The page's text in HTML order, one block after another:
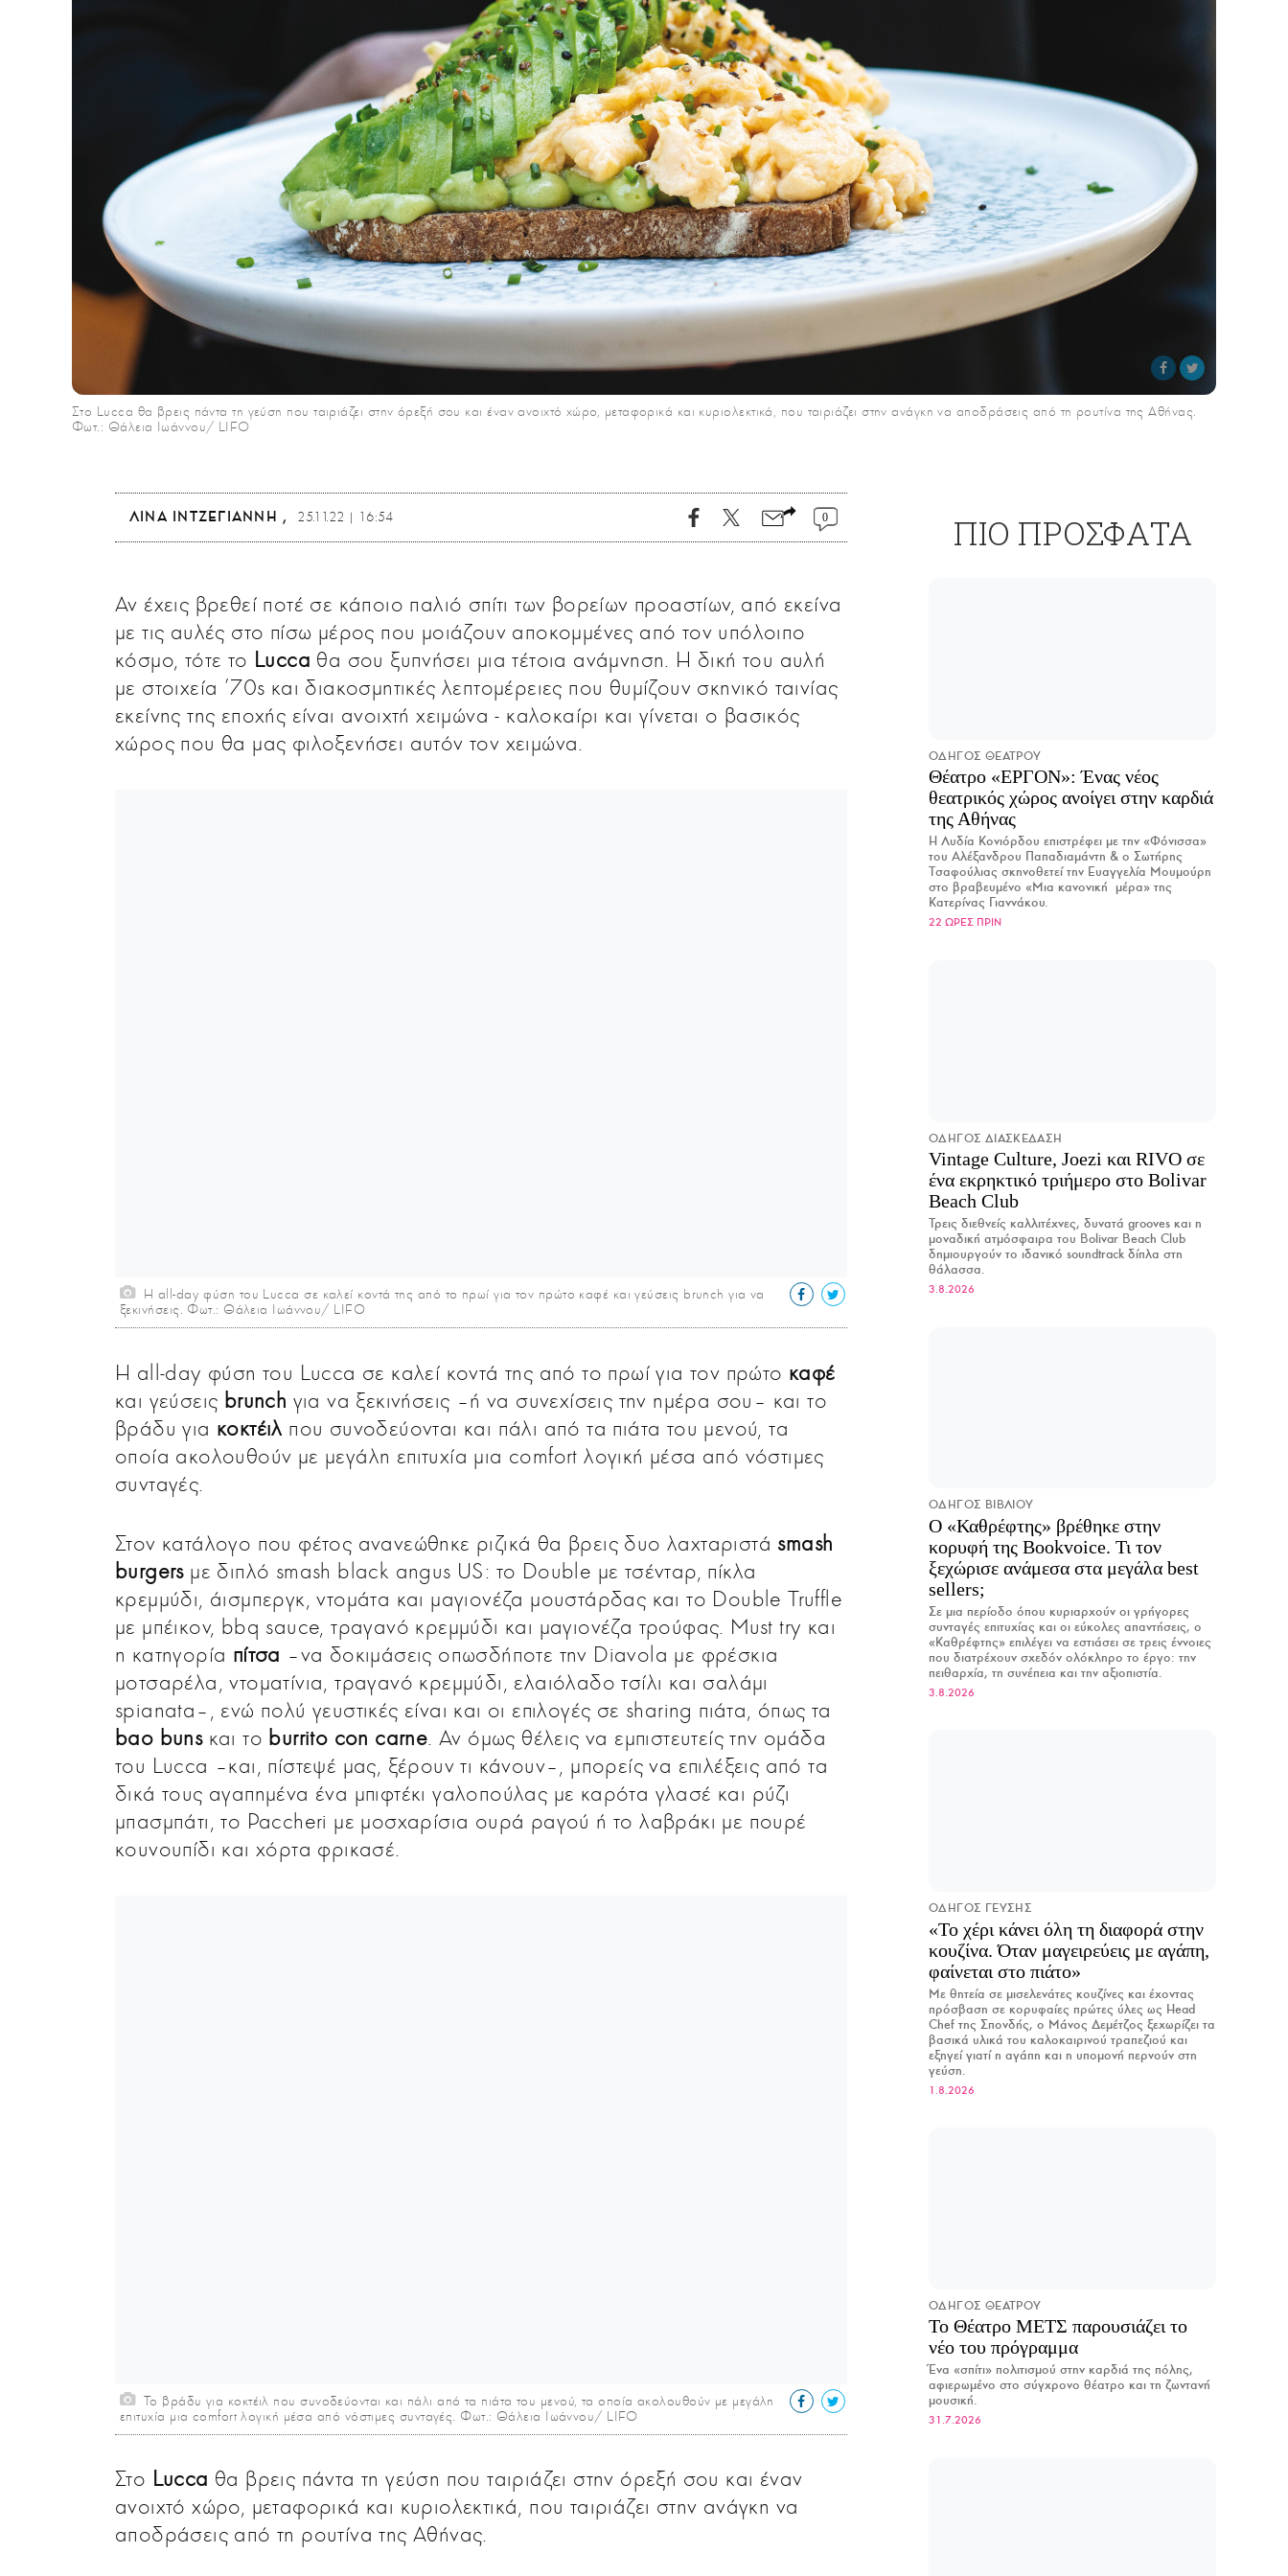
Στο Lucca θα βρεις πάντα τη γεύση που ταιριάζει στην όρεξή σου και έναν ανοιχτό χώρο, μεταφορικά και κυριολεκτικά, που ταιριάζει στην ανάγκη να αποδράσεις από τη ρουτίνα της Αθήνας.
Φωτ.: Θάλεια Ιωάννου/ LIFO
ΛΊΝΑ ΙΝΤΖΕΓΙΆΝΝΗ 25.11.22 | 16:54 0
Αν έχεις βρεθεί ποτέ σε κάποιο παλιό σπίτι των βορείων προαστίων, από εκείνα
με τις αυλές στο πίσω μέρος που μοιάζουν αποκομμένες από τον υπόλοιπο
κόσμο, τότε το Lucca θα σου ξυπνήσει μια τέτοια ανάμνηση. Η δική του αυλή
με στοιχεία ’70s και διακοσμητικές λεπτομέρειες που θυμίζουν σκηνικό ταινίας
εκείνης της εποχής είναι ανοιχτή χειμώνα - καλοκαίρι και γίνεται ο βασικός
χώρος που θα μας φιλοξενήσει αυτόν τον χειμώνα.
Η all-day φύση του Lucca σε καλεί κοντά της από το πρωί για τον πρώτο καφέ και γεύσεις brunch για να
ξεκινήσεις. Φωτ.: Θάλεια Ιωάννου/ LIFO
Η all-day φύση του Lucca σε καλεί κοντά της από το πρωί για τον πρώτο καφέ
και γεύσεις brunch για να ξεκινήσεις –ή να συνεχίσεις την ημέρα σου– και το
βράδυ για κοκτέιλπου συνοδεύονται και πάλι από τα πιάτα του μενού, τα
οποία ακολουθούν με μεγάλη επιτυχία μια comfort λογική μέσα από νόστιμες
συνταγές.
Στον κατάλογο που φέτος ανανεώθηκε ριζικά θα βρεις δυο λαχταριστά smash
burgersμε διπλό smash black angus US: το Double με τσένταρ, πίκλα
κρεμμύδι, άισμπεργκ, ντομάτα και μαγιονέζα μουστάρδας και το Double Truffle
με μπέικον, bbq sauce, τραγανό κρεμμύδι και μαγιονέζα τρούφας. Must try και
η κατηγορία πίτσα –να δοκιμάσεις οπωσδήποτε την Diavola με φρέσκια
μοτσαρέλα, ντοματίνια, τραγανό κρεμμύδι, ελαιόλαδο τσίλι και σαλάμι
spianata–, ενώ πολύ γευστικές είναι και οι επιλογές σε sharing πιάτα, όπως τα
bao bunsκαι το burrito con carne. Αν όμως θέλεις να εμπιστευτείς την ομάδα
του Lucca –και, πίστεψέ μας, ξέρουν τι κάνουν–, μπορείς να επιλέξεις από τα
δικά τους αγαπημένα ένα μπιφτέκι γαλοπούλας με καρότα γλασέ και ρύζι
μπασμπάτι, το Paccheri με μοσχαρίσια ουρά ραγού ή το λαβράκι με πουρέ
κουνουπίδι και χόρτα φρικασέ.
Το βράδυ για κοκτέιλ που συνοδεύονται και πάλι από τα πιάτα του μενού, τα οποία ακολουθούν με μεγάλη
επιτυχία μια comfort λογική μέσα από νόστιμες συνταγές. Φωτ.: Θάλεια Ιωάννου/ LIFO
Στο Lucca θα βρεις πάντα τη γεύση που ταιριάζει στην όρεξή σου και έναν
ανοιχτό χώρο, μεταφορικά και κυριολεκτικά, που ταιριάζει στην ανάγκη να
αποδράσεις από τη ρουτίνα της Αθήνας.
ΠΙΟ ΠΡΟΣΦΑΤΑ
ΟΔΗΓΟΣ ΘΕΑΤΡΟΥ
Θέατρο «ΕΡΓΟΝ»: Ένας νέος
θεατρικός χώρος ανοίγει στην καρδιά
της Αθήνας
Η Λυδία Κονιόρδου επιστρέφει με την «Φόνισσα»
του Αλέξανδρου Παπαδιαμάντη & ο Σωτήρης
Τσαφούλιας σκηνοθετεί την Ευαγγελία Μουμούρη
στο βραβευμένο «Μια κανονική μέρα» της
Κατερίνας Γιαννάκου.
22 ΩΡΕΣ ΠΡΙΝ
ΟΔΗΓΟΣ ΔΙΑΣΚΕΔΑΣΗ
Vintage Culture, Joezi και RIVO σε
ένα εκρηκτικό τριήμερο στο Bolivar
Beach Club
Τρεις διεθνείς καλλιτέχνες, δυνατά grooves και η
μοναδική ατμόσφαιρα του Bolivar Beach Club
δημιουργούν το ιδανικό soundtrack δίπλα στη
θάλασσα.
3.8.2026
ΟΔΗΓΟΣ ΒΙΒΛΙΟΥ
Ο «Καθρέφτης» βρέθηκε στην
κορυφή της Bookvoice. Τι τον
ξεχώρισε ανάμεσα στα μεγάλα best
sellers;
Σε μια περίοδο όπου κυριαρχούν οι γρήγορες
συνταγές επιτυχίας και οι εύκολες απαντήσεις, ο
«Καθρέφτης» επιλέγει να εστιάσει σε τρεις έννοιες
που διατρέχουν σχεδόν ολόκληρο το έργο: την
πειθαρχία, τη συνέπεια και την αξιοπιστία.
3.8.2026
ΟΔΗΓΟΣ ΓΕΥΣΗΣ
«Το χέρι κάνει όλη τη διαφορά στην
κουζίνα. Όταν μαγειρεύεις με αγάπη,
φαίνεται στο πιάτο»
Με θητεία σε μισελενάτες κουζίνες και έχοντας
πρόσβαση σε κορυφαίες πρώτες ύλες ως Head
Chef της Σπονδής, ο Μάνος Δεμέτζος ξεχωρίζει τα
βασικά υλικά του καλοκαιρινού τραπεζιού και
εξηγεί γιατί η αγάπη και η υπομονή περνούν στη
γεύση.
1.8.2026
ΟΔΗΓΟΣ ΘΕΑΤΡΟΥ
Το Θέατρο ΜΕΤΣ παρουσιάζει το
νέο του πρόγραμμα
Ένα «σπίτι» πολιτισμού στην καρδιά της πόλης,
αφιερωμένο στο σύγχρονο θέατρο και τη ζωντανή
μουσική.
31.7.2026